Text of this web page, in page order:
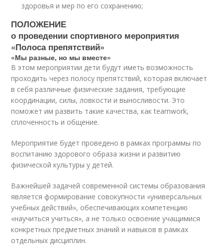
здоровья и мер по его сохранению;
ПОЛОЖЕНИЕ
о проведении спортивного мероприятия
«Полоса препятствий»
«Мы разные, но мы вместе»
В этом мероприятии дети будут иметь возможность
проходить через полосу препятствий, которая включает
в себя различные физические задания, требующие
координации, силы, ловкости и выносливости. Это
поможет им развить такие качества, как teamwork,
сплоченность и общение.
Мероприятие будет проведено в рамках программы по
воспитанию здорового образа жизни и развитию
физической культуры у детей.
Важнейшей задачей современной системы образования
является формирование совокупности «универсальных
учебных действий», обеспечивающих компетенцию
«научиться учиться», а не только освоение учащимися
конкретных предметных знаний и навыков в рамках
отдельных дисциплин.